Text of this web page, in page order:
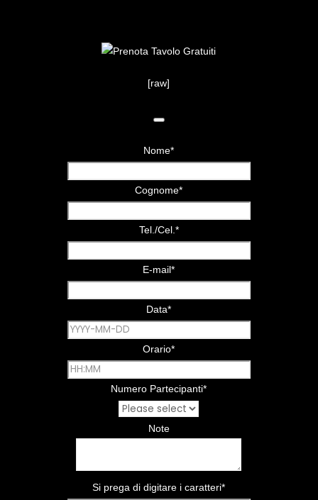
[raw]
Nome*
Cognome*
Tel./Cel. *
E-mail*
Data*
Orario*
Numero Partecipanti*
Note
Si prega di digitare i caratteri*